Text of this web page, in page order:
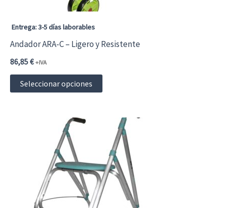
Entrega: 3-5 días laborables
Andador ARA-C – Ligero y Resistente
86,85€ +IVA
Seleccionar opciones
Este
producto
múltiples
variantes.
Las
opciones
se